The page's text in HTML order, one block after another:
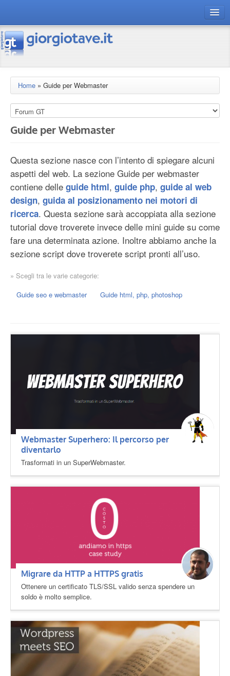
connect gt
risorse
Home » Guide per Webmaster
Guide per Webmaster
Questa sezione nasce con l’intento di spiegare alcuni
aspetti del web. La sezione Guide per webmaster
contiene delle guide html, guide php, guide al web
design, guida al posizionamento nei motori di
ricerca. Questa sezione sarà accoppiata alla sezione
tutorial dove troverete invece delle mini guide su come
fare una determinata azione. Inoltre abbiamo anche la
sezione script dove troverete script pronti all’uso.
» Scegli tra le varie categorie:
Guide seo e webmaster
Guide html, php, photoshop
Webmaster Superhero: Il percorso per
diventarlo
Trasformati in un SuperWebmaster.
Migrare da HTTP a HTTPS gratis
Ottenere un certificato TLS/SSL valido senza spendere un
soldo è molto semplice.